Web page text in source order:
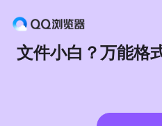
文件小白？万能格